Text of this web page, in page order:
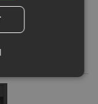
Soubory